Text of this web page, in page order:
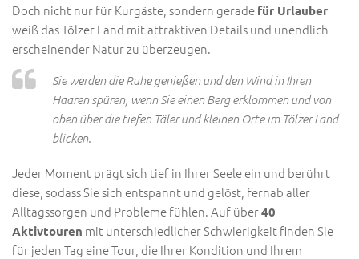
Doch nicht nur für Kurgäste, sondern gerade für Urlauber
weiß das Tölzer Land mit attraktiven Details und unendlich
erscheinender Natur zu überzeugen.
Sie werden die Ruhe genießen und den Wind in Ihren
Haaren spüren, wenn Sie einen Berg erklommen und von
oben über die tiefen Täler und kleinen Orte im Tölzer Land
blicken.
Jeder Moment prägt sich tief in Ihrer Seele ein und berührt
diese, sodass Sie sich entspannt und gelöst, fernab aller
Alltagssorgen und Probleme fühlen. Auf über40
Aktivtouren mit unterschiedlicher Schwierigkeit finden Sie
für jeden Tag eine Tour, die Ihrer Kondition und Ihrem